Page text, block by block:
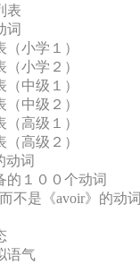
表
词
（小学１）
（小学２）
（中级１）
（中级２）
（高级１）
（高级２）
动词
的１００个动词
不是《avoir》的动词
语气